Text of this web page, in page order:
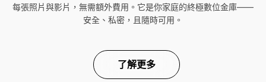
每張照片與影片，無需額外費用。它是你家庭的終極數位金庫——
安全、私密，且隨時可用。
了解更多